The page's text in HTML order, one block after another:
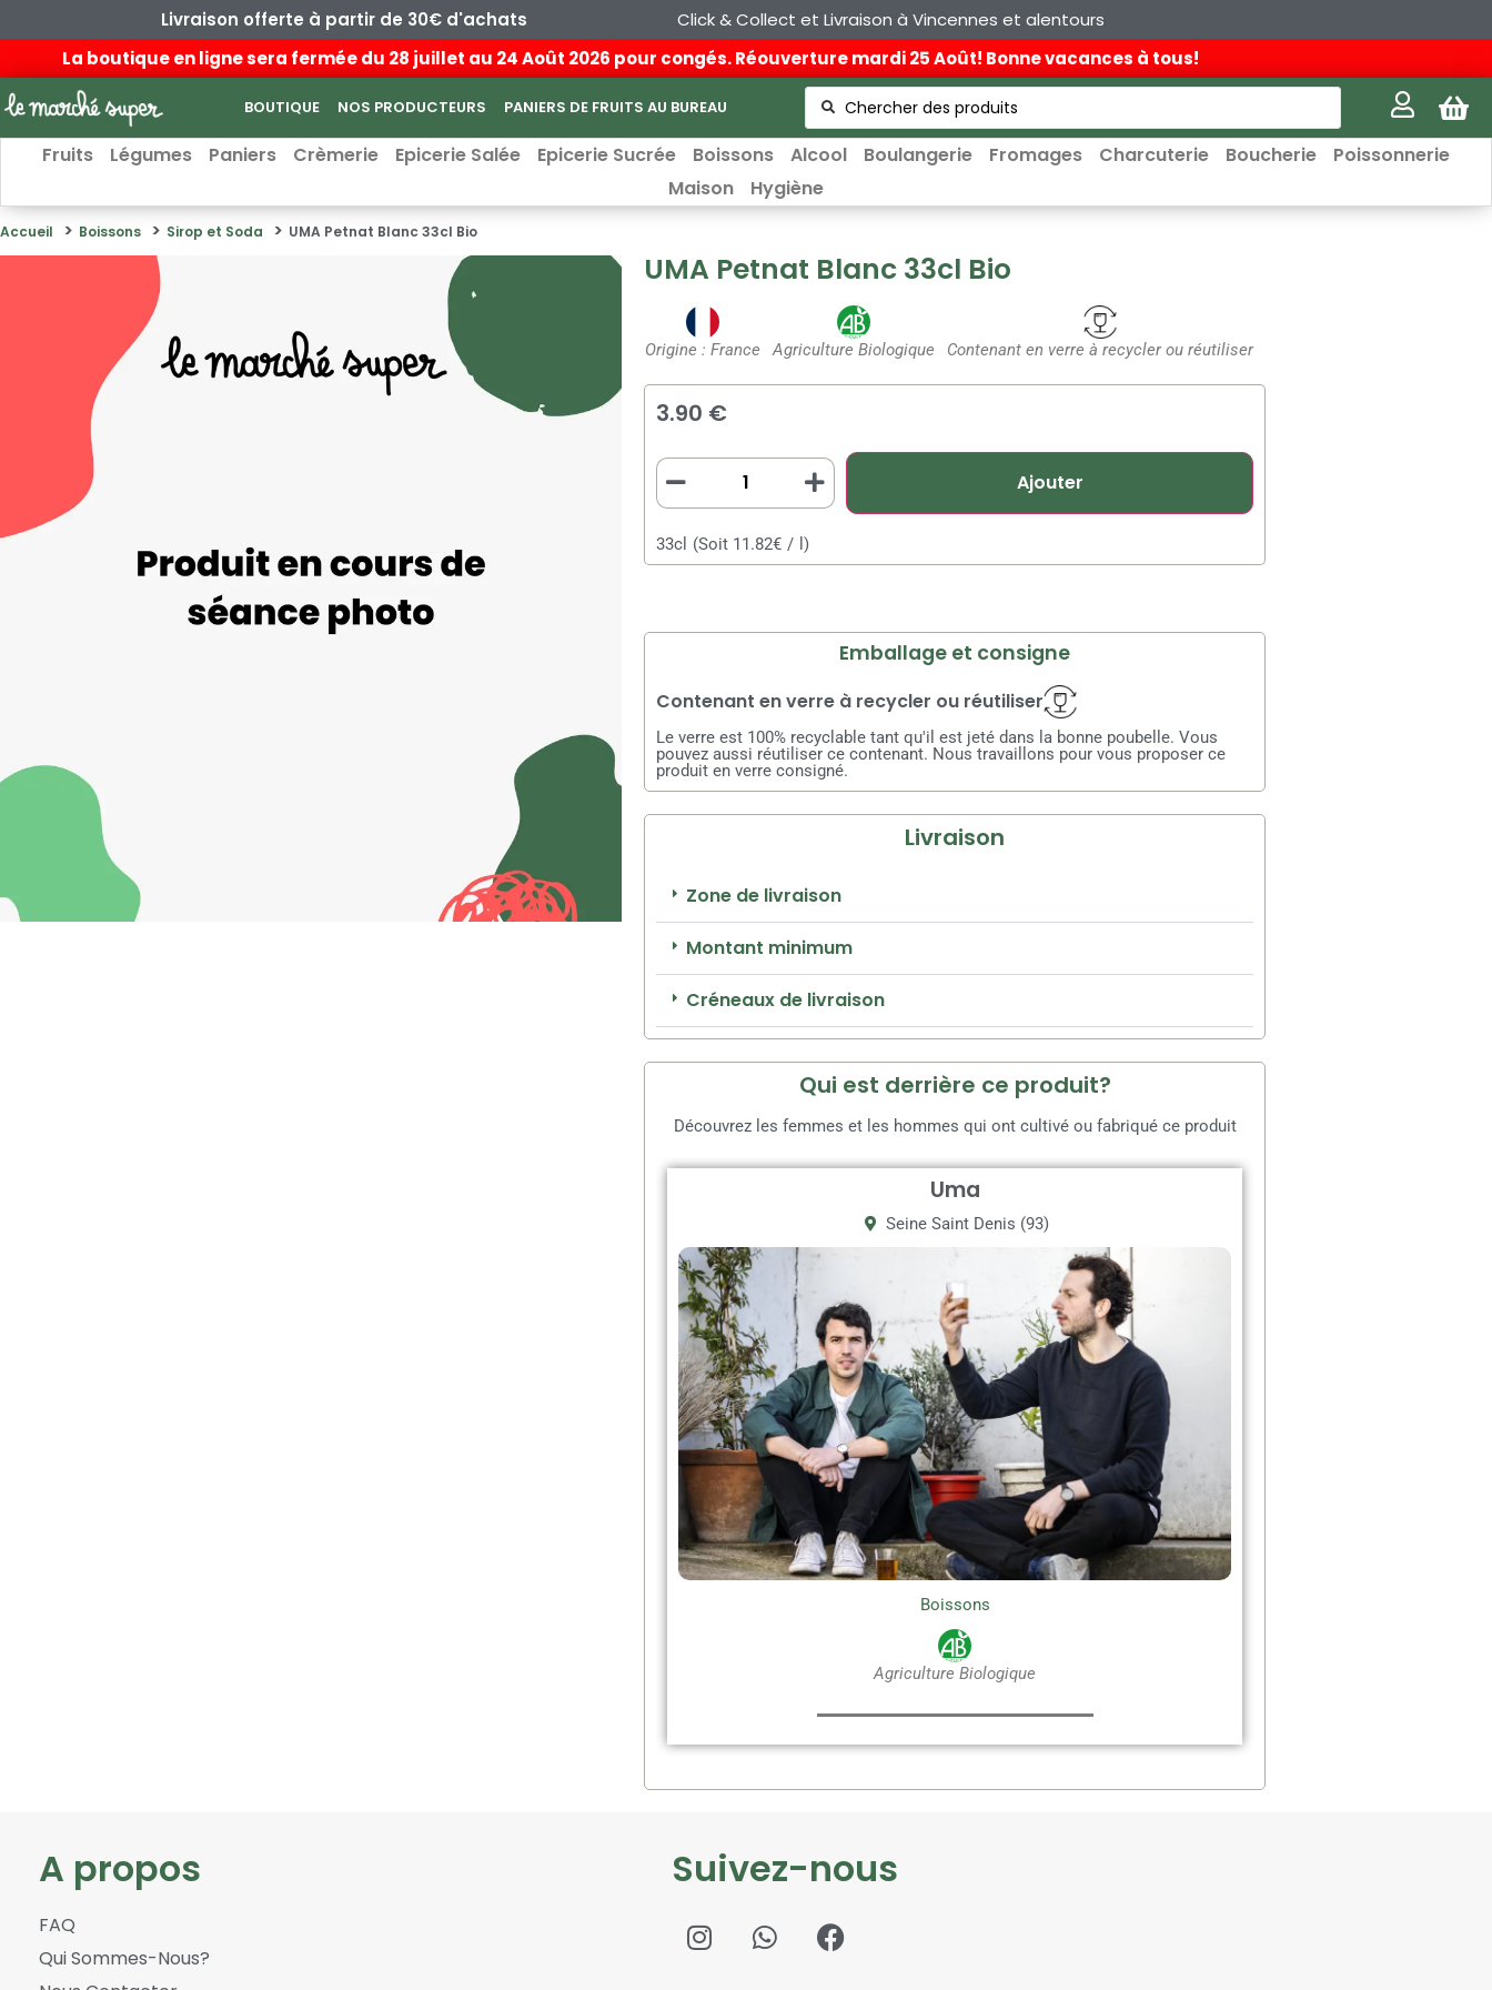
Livraison offerte à partir de 30€ d'achats
Click & Collect et Livraison à Vincennes et alentours
La boutique en ligne sera fermée du 28 juillet au 24 Août 2026 pour congés. Réouverture mardi 25 Août! Bonne vacances à tous!
BOUTIQUE NOS PRODUCTEURS PANIERS DE FRUITS AU BUREAU
Fruits Légumes Paniers Crèmerie Epicerie Salée Epicerie Sucrée Boissons Alcool Boulangerie Fromages Charcuterie Boucherie
Poissonnerie
Maison
Hygiène
Accueil Boissons Sirop et Soda UMA Petnat Blanc 33cl Bio
UMA Petnat Blanc 33cl Bio
Origine : France Agriculture Biologique Contenant en verre à recycler ou réutiliser
3.90 €
Ajouter
33cl (Soit 11.82€ / l)
Emballage et consigne
Contenant en verre à recycler ou réutiliser
Le verre est 100% recyclable tant qu'il est jeté dans la bonne poubelle. Vous
pouvez aussi réutiliser ce contenant. Nous travaillons pour vous proposer ce
produit en verre consigné.
Livraison
Zone de livraison
Montant minimum
Créneaux de livraison
Qui est derrière ce produit?
Découvrez les femmes et les hommes qui ont cultivé ou fabriqué ce produit
Uma
Seine Saint Denis (93)
Boissons
Agriculture Biologique
A propos
FAQ
Qui Sommes-Nous?
Suivez-nous